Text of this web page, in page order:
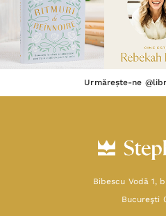
Urmărește-ne
Bibescu Vodă 1,
Bucureşti